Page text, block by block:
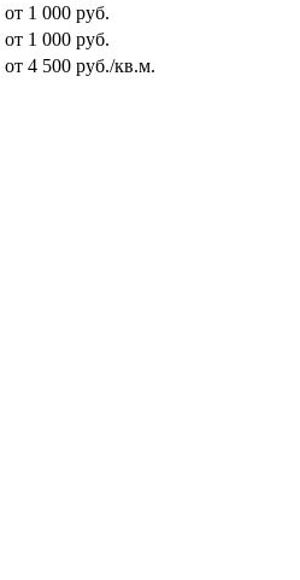
от 1 000 руб.
от 1 000 руб.
от 4 500 руб./кв.м.